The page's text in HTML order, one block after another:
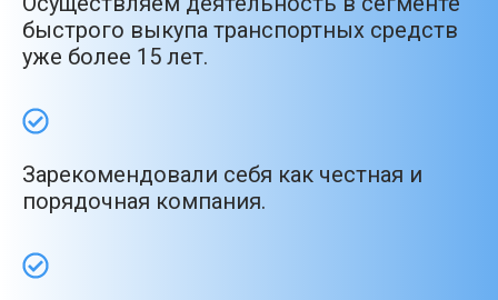
быстрого выкупа транспортных средств
уже более 15 лет.
Зарекомендовали себя как честная и
порядочная компания.